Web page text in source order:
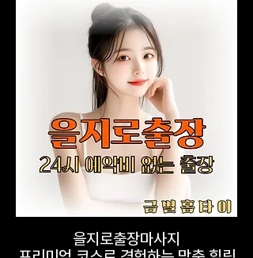
을지로출장마사지